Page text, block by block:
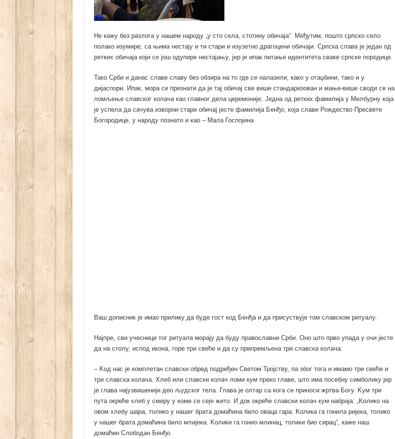
Не кажу без разлога у нашем народу „у сто села, стотину обичаја“. Међутим, пошто српско село
полако изумире, са њима нестају и ти стари и изузетно драгоцени обичаји. Српска слава је један од
ретких обичаја који се још одупире нестајању, јер је ипак питање идентитета сваке српске породице.
Тако Срби и данас славе славу без обзира на то где се налазили, како у отаџбини, тако и у
дијаспори. Ипак, мора се признати да је тај обичај све више стандаризован и мање-више своди се на
ломљење славског колача као главног дела церемоније. Једна од ретких фамилија у Мелбурну која
је успела да сачува изворни стари обичај јесте фамилија Бенђо, која слави Рождество Пресвете
Богородице, у народу познато и као – Мала Госпојина.
Ваш дописник је имао прилику да буде гост код Бенђа и да присуствује том славском ритуалу.
Најпре, сви учесници тог ритуала морају да буду православни Срби. Оно што прво упада у очи јесте
да на столу, испод икона, горе три свеће и да су припремљена три славска колача.
– Kод нас је комплетан славски обред подређен Светом Тројству, па због тога и имамо три свеће и
три славска колача. Хлеб или славски колач ломи кум преко главе, што има посебну симболику јер
је глава најузвишенији део људског тела. Глава је олтар са кога се приноси жртва Богу. Kум три
пута окреће хлеб у смеру у коме се сеје жито. И док окреће славски колач кум набраја: „Kолико на
овом хлебу шара, толико у нашег брата домаћина било оваца гара. Kолика га гонила ријека, толико
у нашег брата домаћина било млијека. Kолики га гонио млинац, толики био сирац“, каже наш
домаћин Слободан Бенђо.